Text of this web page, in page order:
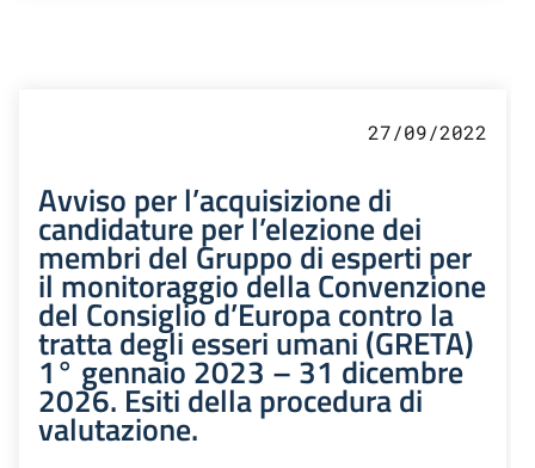
27/09/2022
Avviso per l’acquisizione di
candidature per l’elezione dei
membri del Gruppo di esperti per
il monitoraggio della Convenzione
del Consiglio d’Europa contro la
tratta degli esseri umani (GRETA)
1° gennaio 2023 – 31 dicembre
2026. Esiti della procedura di
valutazione.